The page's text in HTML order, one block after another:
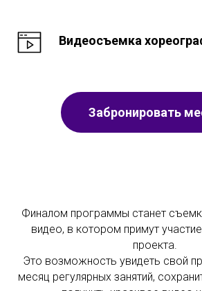
Видеосъемка
Забронировать
Финалом программы станет
видео, в котором примут
проекта.
Это возможность увидеть свой
месяц регулярных занятий,